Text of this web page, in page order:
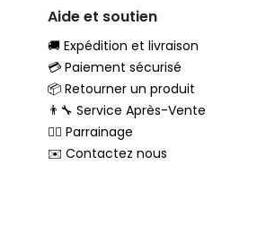
Aide et soutien
🚚 Expédition et livraison
💳 Paiement sécurisé
📦 Retourner un produit
👨‍🔧 Service Après-Vente
🦸‍♂️ Parrainage
✉️ Contactez nous